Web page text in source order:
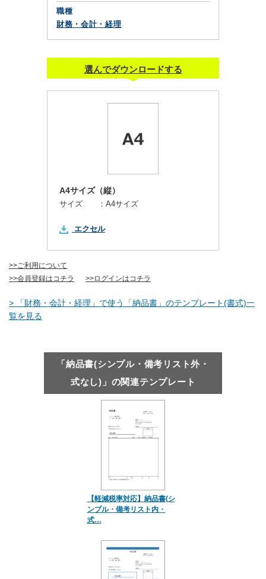
職種
財務・会計・経理
選んでダウンロードする
A4サイズ（縦）
サイズ ： A4サイズ
エクセル
>>ご利用について
>>会員登録はコチラ
>>ログインはコチラ
> 「財務・会計・経理」で使う「納品書」のテンプレート(書式)一
覧を見る
「納品書(シンプル・備考リスト外・
式なし)」の関連テンプレート
【軽減税率対応】納品書(シ
ンプル・備考リスト内・
式…